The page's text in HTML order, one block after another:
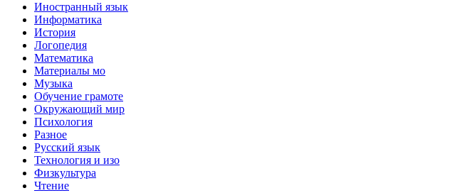
Иностранный язык
Информатика
История
Логопедия
Математика
Материалы мо
Музыка
Обучение грамоте
Окружающий мир
Психология
Разное
Русский язык
Технология и изо
Физкультура
Чтение